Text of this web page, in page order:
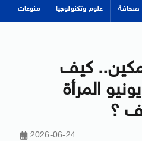
صحافة علوم وتكنولوجيا منوعات
كيف
ثورة 30 يونيو المرأة
؟
2026-06-24